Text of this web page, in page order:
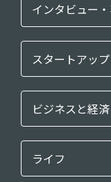
インタビュー
スタートアップ
ビジネスと経済
ライフ